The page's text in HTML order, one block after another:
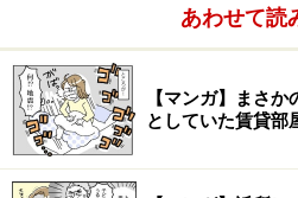
あわせて読
【マンガ】まさ
としていた賃貸部